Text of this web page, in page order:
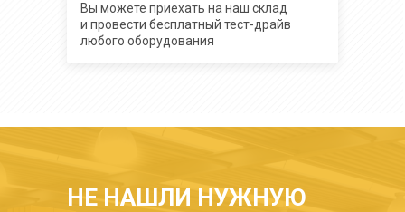
Вы можете приехать на наш склад
и провести бесплатный тест-драйв
любого оборудования
НЕ НАШЛИ НУЖНУЮ